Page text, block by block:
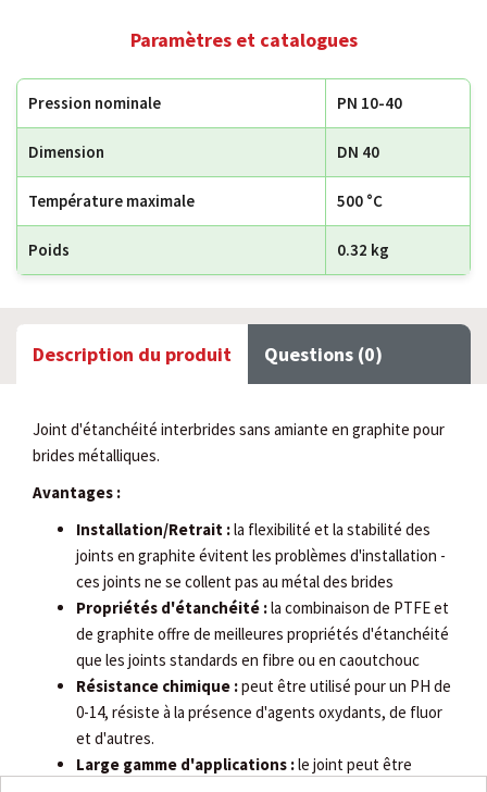
Paramètres et catalogues
Pression nominale PN 10-40
Dimension DN 40
Température maximale 500 °C
Poids 0.32 kg
Description du produit Questions (0)
Joint d'étanchéité interbrides sans amiante en graphite pour
brides métalliques.
Avantages :
Installation/Retrait :la flexibilité et la stabilité des
joints en graphite évitent les problèmes d'installation -
ces joints ne se collent pas au métal des brides
Propriétés d'étanchéité :la combinaison de PTFE et
de graphite offre de meilleures propriétés d'étanchéité
que les joints standards en fibre ou en caoutchouc
Résistance chimique :peut être utilisé pour un PH de
0-14, résiste à la présence d'agents oxydants, de fluor
et d'autres.
Large gamme d'applications :le joint peut être